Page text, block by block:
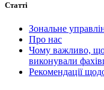
Статті
Зональне
Про нас
Чому важливо,
виконували
Рекомендації